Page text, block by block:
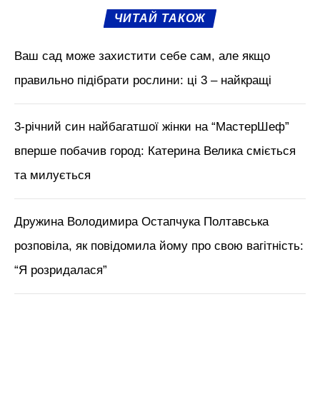
ЧИТАЙ ТАКОЖ
Ваш сад може захистити себе сам, але якщо
правильно підібрати рослини: ці 3 – найкращі
3-річний син найбагатшої жінки на “МастерШеф”
вперше побачив город: Катерина Велика сміється
та милується
Дружина Володимира Остапчука Полтавська
розповіла, як повідомила йому про свою вагітність:
“Я розридалася”